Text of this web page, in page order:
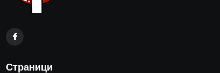
Страници